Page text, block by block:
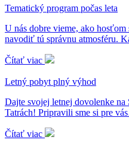
Tematický program počas leta
U nás dobre vieme, ako
navodiť tú správnu atmosféru.
Čítať viac
Letný pobyt plný výhod
Dajte svojej letnej dovolenke
Tatrách! Pripravili sme si pre
Čítať viac